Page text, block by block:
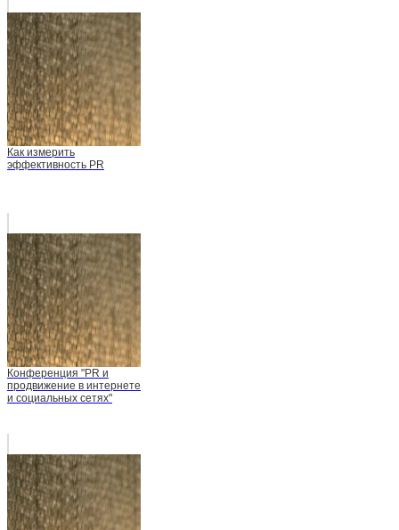
Как измерить
эффективность PR
Конференция "PR и
продвижение в интернете
и социальных сетях"